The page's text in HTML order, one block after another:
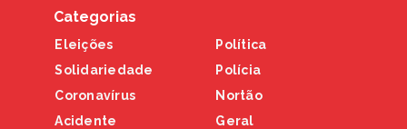
Categorias
Eleições
Solidariedade
Coronavírus
Acidente
Política
Polícia
Nortão
Geral